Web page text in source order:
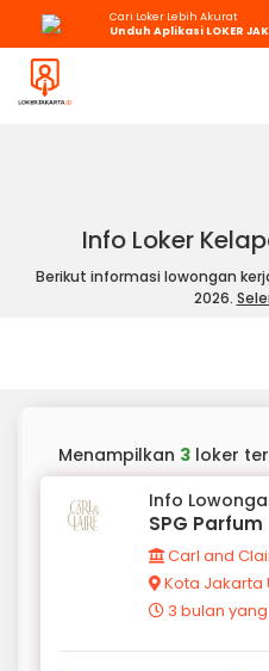
Info Loker
Berikut informasi lowongan
2026.
Cari Loker Lebih Akurat
Unduh Aplikasi LOKER
Menampilkan 3 loker
Info
SPG Parfum
Carl and
Kota Jakarta
3 bulan